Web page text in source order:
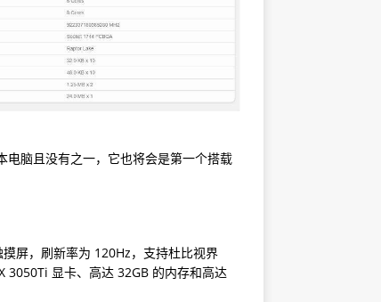
脑且没有之一，它也将会是第一个搭载
，刷新率为 120Hz，支持杜比视界
3050Ti 显卡、高达 32GB 的内存和高达